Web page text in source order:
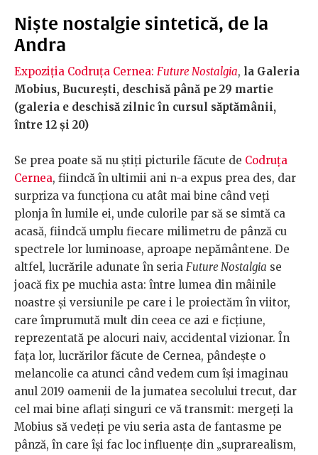
Niște nostalgie sintetică, de la
Andra
Expoziția Codruța Cernea: Future Nostalgia, la Galeria
Mobius, București, deschisă până pe 29 martie
(galeria e deschisă zilnic în cursul săptămânii,
între 12 și 20)
Se prea poate să nu știți picturile făcute de Codruța
Cernea, fiindcă în ultimii ani n-a expus prea des, dar
surpriza va funcționa cu atât mai bine când veți
plonja în lumile ei, unde culorile par să se simtă ca
acasă, fiindcă umplu fiecare milimetru de pânză cu
spectrele lor luminoase, aproape nepământene. De
altfel, lucrările adunate în seria Future Nostalgia se
joacă fix pe muchia asta: între lumea din mâinile
noastre și versiunile pe care i le proiectăm în viitor,
care împrumută mult din ceea ce azi e ficțiune,
reprezentată pe alocuri naiv, accidental vizionar. În
fața lor, lucrărilor făcute de Cernea, pândește o
melancolie ca atunci când vedem cum își imaginau
anul 2019 oamenii de la jumatea secolului trecut, dar
cel mai bine aflați singuri ce vă transmit: mergeți la
Mobius să vedeți pe viu seria asta de fantasme pe
pânză, în care își fac loc influențe din „suprarealism,